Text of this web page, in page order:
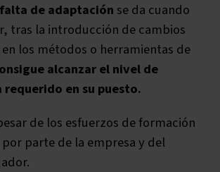
de adaptación se da cuando
tras la introducción de cambios
los métodos o herramientas de
alcanzar el nivel de
requerido en su puesto.
de los esfuerzos de formación
parte de la empresa y del